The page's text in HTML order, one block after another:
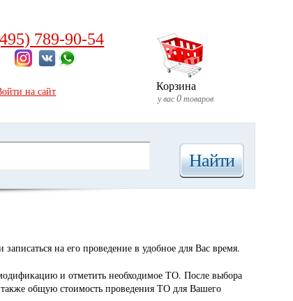
789-90-54
на сайт Корзина
у вас0 товаров
Найти
на его проведение в удобное для Вас время.
и отметить необходимое ТО. После выбора
общую стоимость проведения ТО для Вашего